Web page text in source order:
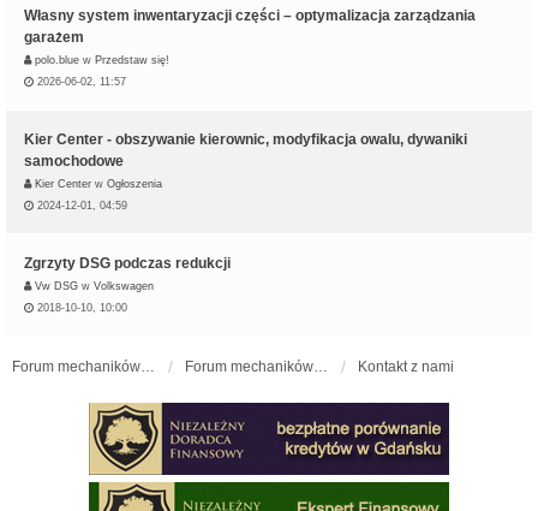
Własny system inwentaryzacji części – optymalizacja zarządzania
garażem
polo.blue w Przedstaw się!
2026-06-02, 11:57
Kier Center - obszywanie kierownic, modyfikacja owalu, dywaniki
samochodowe
Kier Center w Ogłoszenia
2024-12-01, 04:59
Zgrzyty DSG podczas redukcji
Vw DSG w Volkswagen
2018-10-10, 10:00
Forum mechaników samochodowych - forum-mechaniczne.pl Forum mechaników samochodowych Kontakt z nami